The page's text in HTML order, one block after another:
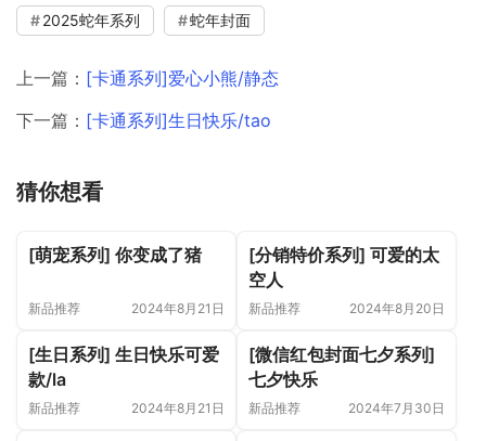
2025蛇年系列 蛇年封面
上一篇： [卡通系列]爱心小熊/静态
下一篇： [卡通系列]生日快乐/tao
猜你想看
[萌宠系列] 你变成了猪
新品推荐 2024年8月21日
[分销特价系列] 可爱的太
空人
新品推荐 2024年8月20日
[生日系列] 生日快乐可爱
款/la
新品推荐 2024年8月21日
[微信红包封面七夕系列]
七夕快乐
新品推荐 2024年7月30日